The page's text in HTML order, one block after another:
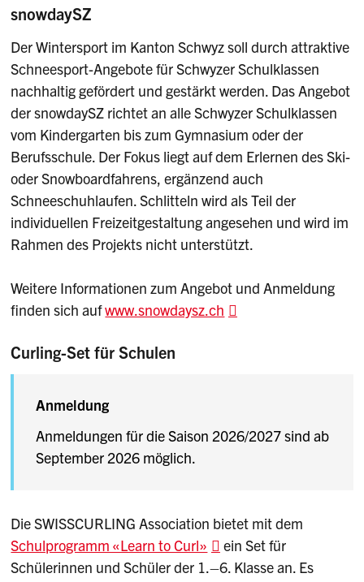
snowdaySZ
Der Wintersport im Kanton Schwyz soll durch attraktive
Schneesport-Angebote für Schwyzer Schulklassen
nachhaltig gefördert und gestärkt werden. Das Angebot
der snowdaySZ richtet an alle Schwyzer Schulklassen
vom Kindergarten bis zum Gymnasium oder der
Berufsschule. Der Fokus liegt auf dem Erlernen des Ski-
oder Snowboardfahrens, ergänzend auch
Schneeschuhlaufen. Schlitteln wird als Teil der
individuellen Freizeitgestaltung angesehen und wird im
Rahmen des Projekts nicht unterstützt.
Weitere Informationen zum Angebot und Anmeldung
finden sich aufwww.snowdaysz.ch
Curling-Set für Schulen
Anmeldung
Anmeldungen für die Saison 2026/2027 sind ab
September 2026 möglich.
Die SWISSCURLING Association bietet mit dem
Schulprogramm «Learn to Curl»
ein Set für
Schülerinnen und Schüler der 1.–6. Klasse an. Es